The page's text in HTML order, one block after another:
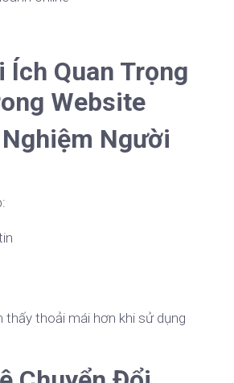
Ích Quan Trọng
Website
Người
thấy thoải mái hơn khi sử dụng